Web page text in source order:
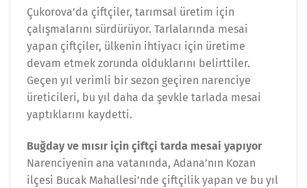
Çukorova’da çiftçiler, tarımsal üretim için
çalışmalarını sürdürüyor. Tarlalarında mesai
yapan çiftçiler, ülkenin ihtiyacı için üretime
devam etmek zorunda olduklarını belirttiler.
Geçen yıl verimli bir sezon geçiren narenciye
üreticileri, bu yıl daha da şevkle tarlada mesai
yaptıklarını kaydetti.
Buğday ve mısır için çiftçi tarda mesai yapıyor
Narenciyenin ana vatanında, Adana’nın Kozan
ilçesi Bucak Mahallesi’nde çiftçilik yapan ve bu yıl